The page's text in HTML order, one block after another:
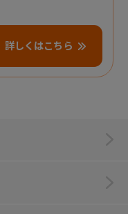
詳しくはこちら